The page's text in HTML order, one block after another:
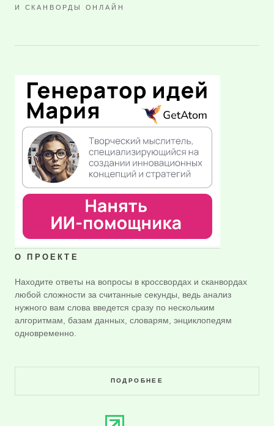
И СКАНВОРДЫ ОНЛАЙН
О ПРОЕКТЕ
Находите ответы на вопросы в кроссвордах и сканвордах
любой сложности за считанные секунды, ведь анализ
нужного вам слова введется сразу по нескольким
алгоритмам, базам данных, словарям, энциклопедям
одновременно.
ПОДРОБНЕЕ